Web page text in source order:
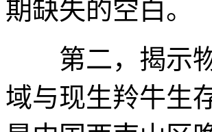
期缺失的空白。
第二，揭示物
域与现生羚牛生